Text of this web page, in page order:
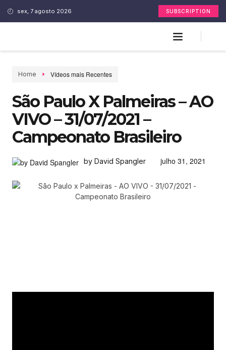
sex, 7 agosto 2026 SUBSCRIPTION
Home Vídeos mais Recentes
São Paulo X Palmeiras – AO
VIVO – 31/07/2021 –
Campeonato Brasileiro
by David Spangler julho 31, 2021